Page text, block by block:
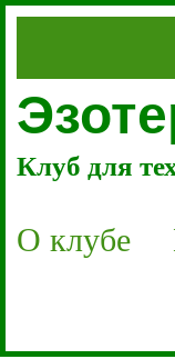
Клуб для
О клубе